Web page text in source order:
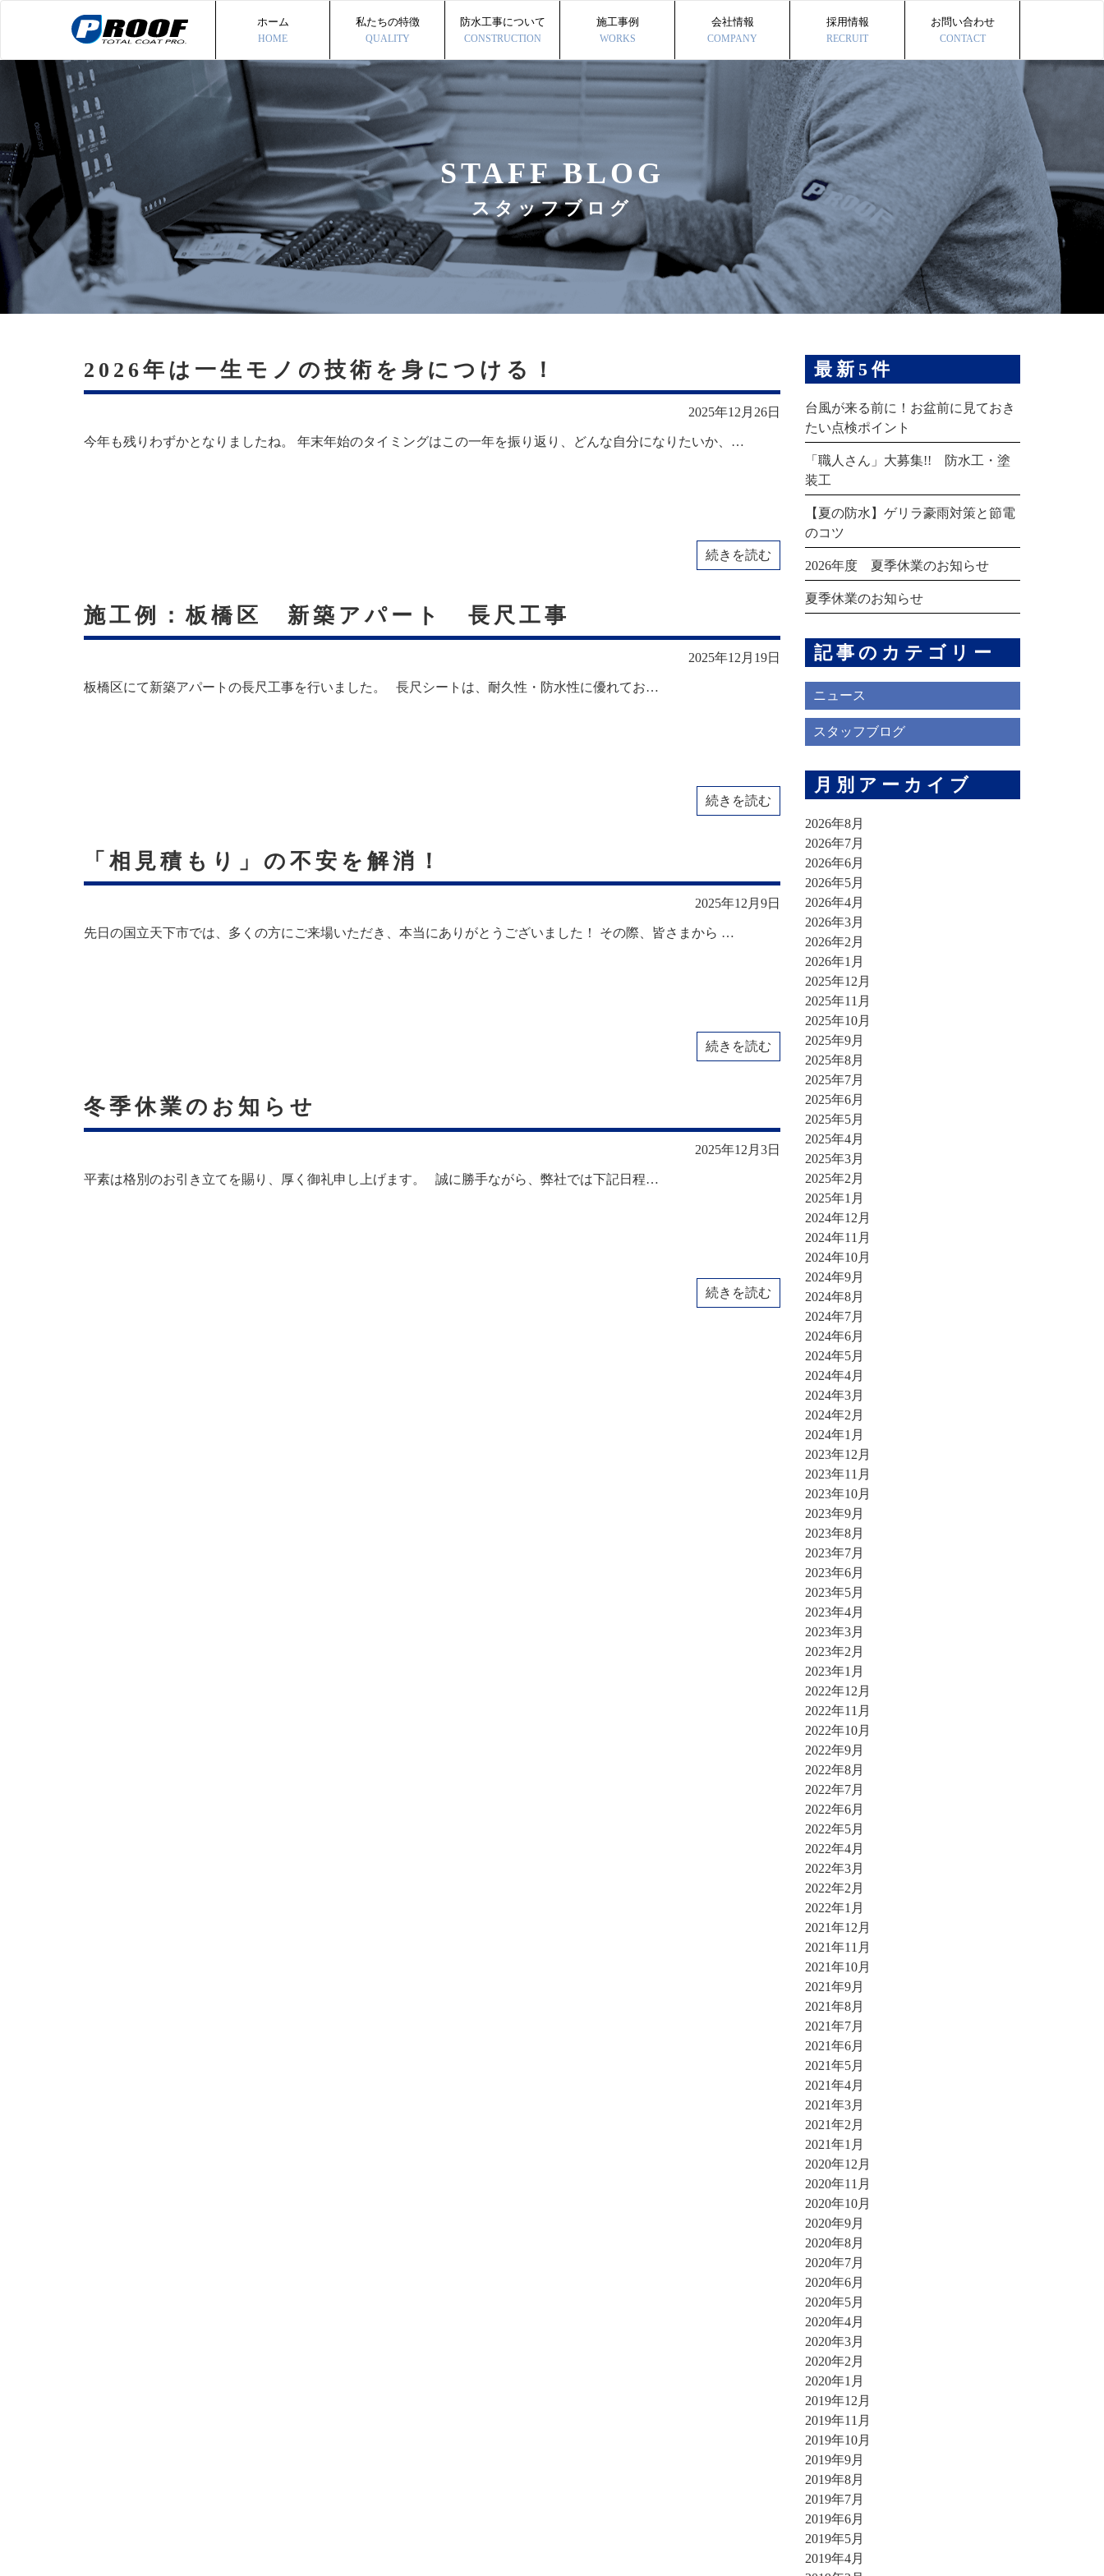
ホーム
HOME
私たちの特徴
QUALITY
防水工事について
CONSTRUCTION
施工事例
WORKS
会社情報
COMPANY
採用情報
RECRUIT
お問い合わせ
CONTACT
STAFF BLOG
スタッフブログ
2026年は一生モノの技術を身につける！
2025年12月26日
今年も残りわずかとなりましたね。 年末年始のタイミングはこの一年を振り返り、どんな自分になりたいか、…
続きを読む
施工例：板橋区 新築アパート 長尺工事
2025年12月19日
板橋区にて新築アパートの長尺工事を行いました。 長尺シートは、耐久性・防水性に優れてお…
続きを読む
「相見積もり」の不安を解消！
2025年12月9日
先日の国立天下市では、多くの方にご来場いただき、本当にありがとうございました！ その際、皆さまから …
続きを読む
冬季休業のお知らせ
2025年12月3日
平素は格別のお引き立てを賜り、厚く御礼申し上げます。 誠に勝手ながら、弊社では下記日程…
続きを読む
最新5件
台風が来る前に！お盆前に見ておき
たい点検ポイント
「職人さん」大募集!! 防水工・塗
装工
【夏の防水】ゲリラ豪雨対策と節電
のコツ
2026年度 夏季休業のお知らせ
夏季休業のお知らせ
記事のカテゴリー
ニュース
スタッフブログ
月別アーカイブ
2026年8月
2026年7月
2026年6月
2026年5月
2026年4月
2026年3月
2026年2月
2026年1月
2025年12月
2025年11月
2025年10月
2025年9月
2025年8月
2025年7月
2025年6月
2025年5月
2025年4月
2025年3月
2025年2月
2025年1月
2024年12月
2024年11月
2024年10月
2024年9月
2024年8月
2024年7月
2024年6月
2024年5月
2024年4月
2024年3月
2024年2月
2024年1月
2023年12月
2023年11月
2023年10月
2023年9月
2023年8月
2023年7月
2023年6月
2023年5月
2023年4月
2023年3月
2023年2月
2023年1月
2022年12月
2022年11月
2022年10月
2022年9月
2022年8月
2022年7月
2022年6月
2022年5月
2022年4月
2022年3月
2022年2月
2022年1月
2021年12月
2021年11月
2021年10月
2021年9月
2021年8月
2021年7月
2021年6月
2021年5月
2021年4月
2021年3月
2021年2月
2021年1月
2020年12月
2020年11月
2020年10月
2020年9月
2020年8月
2020年7月
2020年6月
2020年5月
2020年4月
2020年3月
2020年2月
2020年1月
2019年12月
2019年11月
2019年10月
2019年9月
2019年8月
2019年7月
2019年6月
2019年5月
2019年4月